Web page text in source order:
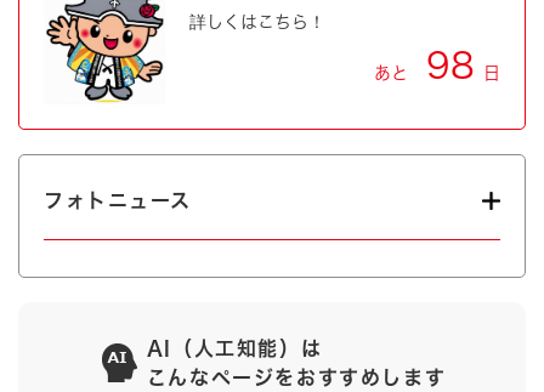
詳しくはこちら！
あと 98 日
フォトニュース
AI（人工知能）は
こんなページをおすすめします